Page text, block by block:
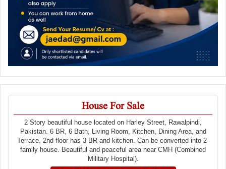
House For Sale
2 Story beautiful house located on Harley Street, Rawalpindi,
Pakistan. 6 BR, 6 Bath, Living Room, Kitchen, Dining Area, and
Terrace. 2nd floor has 3 BR and kitchen. Can be converted into 2-
family house. Beautiful and peaceful area near CMH (Combined
Military Hospital).